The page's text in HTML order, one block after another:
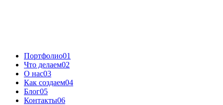
Портфолио01
Что делаем02
О нас03
Как создаем04
Блог05
Контакты06